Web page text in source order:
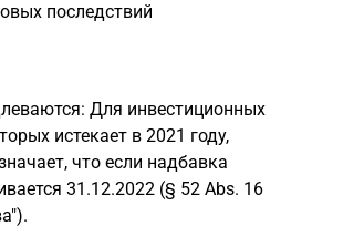
последствий
Для инвестиционных
истекает в 2021 году,
что если надбавка
31.12.2022 (§ 52 Abs. 16